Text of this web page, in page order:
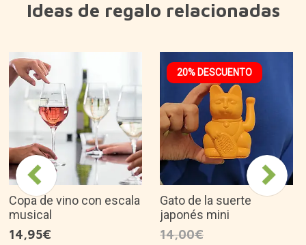
Ideas de regalo relacionadas
Copa de vino con escala
musical
14,95€
20% DESCUENTO
Gato de la suerte
japonés mini
14,00€